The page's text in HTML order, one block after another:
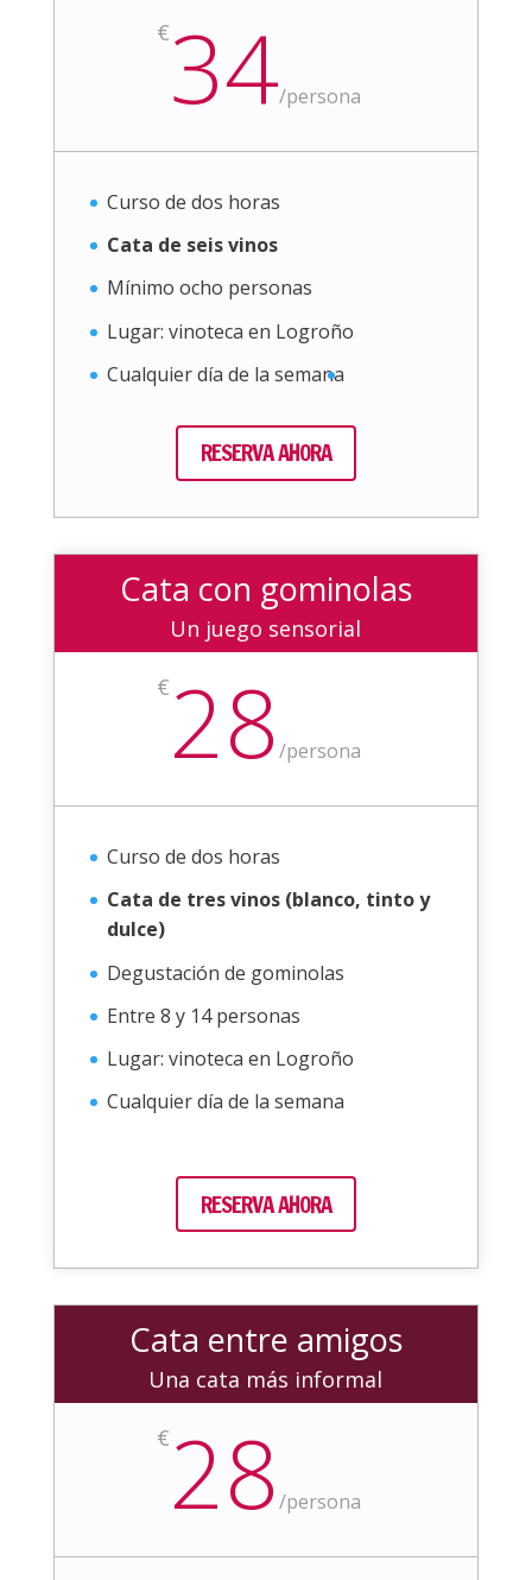
€34/persona
Curso de dos horas
Cata de seis vinos
Mínimo ocho personas
Lugar: vinoteca en Logroño
Cualquier día de la semana
RESERVA AHORA
Cata con gominolas
Un juego sensorial
€ 28/persona
Curso de dos horas
Cata de tres vinos (blanco, tinto y
dulce)
Degustación de gominolas
Entre 8 y 14 personas
Lugar: vinoteca en Logroño
Cualquier día de la semana
RESERVA AHORA
Cata entre amigos
Una cata más informal
€ 28/persona